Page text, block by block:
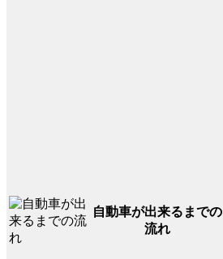
自動車が出来るまでの
流れ